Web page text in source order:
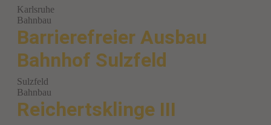
Karlsruhe
Bahnbau
Barrierefreier Ausbau
Bahnhof Sulzfeld
Sulzfeld
Bahnbau
Reichertsklinge III